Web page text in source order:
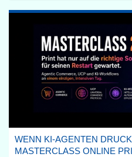
WENN KI-AGENTEN
MASTERCLASS ONLINE